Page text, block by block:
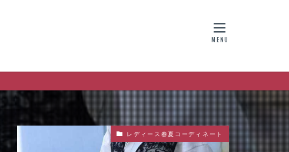
レディース春夏コーディネート